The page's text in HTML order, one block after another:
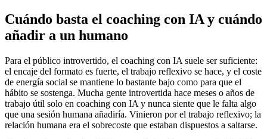
Cuándo basta el coaching con IA y cuándo
añadir a un humano
Para el público introvertido, el coaching con IA suele ser suficiente:
el encaje del formato es fuerte, el trabajo reflexivo se hace, y el coste
de energía social se mantiene lo bastante bajo como para que el
hábito se sostenga. Mucha gente introvertida hace meses o años de
trabajo útil solo en coaching con IA y nunca siente que le falta algo
que una sesión humana añadiría. Vinieron por el trabajo reflexivo; la
relación humana era el sobrecoste que estaban dispuestos a saltarse.